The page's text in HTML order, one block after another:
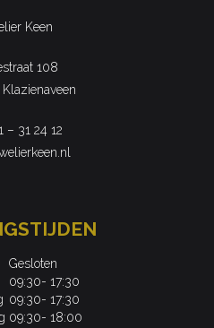
Keen
108
Klazienaveen
– 31 24 12
Gesloten
09:30- 17:30
09:30- 17:30
09:30- 18:00